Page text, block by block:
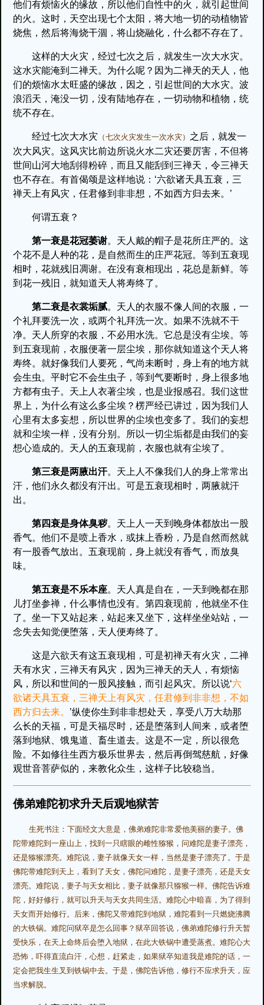
他们有烦恼火的缘故，所以他们自性中的火，就引起世间
的火。这时，天空出现七个太阳，将大地一切的动植物皆
烧焦，然后将海烧干涸，将山烧融化，什么都不存在了。
这样的大火灾，经过七次之后，就发生一次大水灾。
这水灾能淹到二禅天。为什么呢？因为二禅天的天人，他
们的烦恼水太旺盛的缘故，因之，引起世间的大水灾。波
浪滔天，淹没一切，没有陆地存在，一切动物和植物，统
统不存在。
经过七次大水灾 （七次火灾发生一次水灾） 之后，就发一
次大风灾。这风灾比前边所说火水二灾还要厉害，不但将
世间山河大地刮得粉碎，而且又能刮到三禅天，令三禅天
也不存在。有首偈颂是这样地说：‘六欲诸天具五衰，三
禅天上有风灾，任君修到非非想，不如西方归去来。’
何谓五衰？
第一衰是花冠萎谢。天人戴的帽子是花所庄严的。这
个花不是人种的花，是自然而生的庄严花冠。等到五衰现
相时，花就残旧凋谢。在没有衰相现出，花总是新鲜。等
到花一残旧，就知道天人将寿终了。
第二衰是衣裳垢腻。天人的衣服不像人间的衣服，一
个礼拜要洗一次，或两个礼拜洗一次。如果不洗就不干
净。天人所穿的衣服，不必用水洗。它总是没有尘埃。等
到五衰现前，衣服便著一层尘埃，那你就知道这个天人将
寿终。就好像我们人要死，气尚未断时，身上有的地方就
会生虫。平时它不会生虫子，等到气要断时，身上很多地
方都有虫子。天上人衣著尘埃，也是业报感召。我们这世
界上，为什么有这么多尘埃？楞严经已讲过，因为我们人
心里有太多妄想，所以世界的尘埃也变多了。我们的妄想
就和尘埃一样，没有分别。所以一切尘垢都是由我们的妄
想心造成的。天人的五衰现前，衣服也就有尘埃了。
第三衰是两腋出汗。天上人不像我们人的身上常常出
汗，他们永久都没有汗出。可是五衰现相时，两腋就汗
出。
第四衰是身体臭秽。天上人一天到晚身体都放出一股
香气。他们不是喷上香水，或抹上香粉，乃是自然而然就
有一股香气放出。五衰现前，身上就没有香气，而放臭
味。
第五衰是不乐本座。天人真是自在，一天到晚都在那
儿打坐参禅，什么事情也没有。第四衰现前，他就坐不住
了。坐一下又站起来，站起来又坐下，这样坐坐站站，一
念失去知觉便堕落，天人便寿终了。
这是六欲天有这五衰现相，可是初禅天有火灾，二禅
天有水灾，三禅天有风灾，因为三禅天的天人，有烦恼
风，所以和世间的一股风接触，而引起风灾。所以说‘六
欲诸天具五衰，三禅天上有风灾，任君修到非非想，不如
西方归去来。 ’纵使你生到非非想处天，享受八万大劫那
么长的天福，可是天福尽时，还是堕落到人间来，或者堕
落到地狱、饿鬼道、畜生道去。这是不一定，所以很危
险。不如修往生西方极乐世界去，然后再倒驾慈航，好像
观世音菩萨似的，来教化众生，这样子比较稳当。
佛弟难陀初求升天后观地狱苦
生死书注：下面经文大意是，佛弟难陀非常爱他美丽的妻子。佛
陀带难陀到一座山上，找到一只瞎眼的雌性猕猴，问难陀是妻子漂亮，
还是猕猴漂亮。难陀说，妻子就像天女一样，当然是妻子漂亮了。于是
佛陀带难陀到天上，看到了天女，佛陀问难陀，是妻子漂亮，还是天女
漂亮。难陀说，妻子与天女相比，妻子就像那只猕猴一样。佛陀告诉难
陀，好好修行，就可以升天与天女共同生活。难陀心中暗喜，为了得到
天女而开始修行。后来，佛陀又带难陀到地狱，难陀看到一只燃烧沸腾
的大铁锅。难陀问狱卒是怎么回事？狱卒回答说，佛弟难陀修行升天暂
受快乐，在天上命终后会堕入地狱，在此大铁锅中遭受蒸煮。难陀心大
恐怖，吓得直流白汗，心想，赶紧走，如果狱卒知道我是难陀的话，一
定会把我生生叉到铁锅中去。于是，佛陀告诉他，修行不应求升天，应
当求解脱。